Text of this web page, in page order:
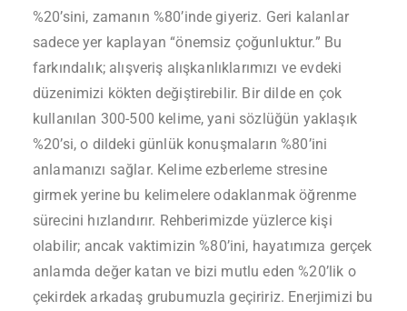
%20’sini, zamanın %80’inde giyeriz. Geri kalanlar
sadece yer kaplayan “önemsiz çoğunluktur.” Bu
farkındalık; alışveriş alışkanlıklarımızı ve evdeki
düzenimizi kökten değiştirebilir. Bir dilde en çok
kullanılan 300-500 kelime, yani sözlüğün yaklaşık
%20’si, o dildeki günlük konuşmaların %80’ini
anlamanızı sağlar. Kelime ezberleme stresine
girmek yerine bu kelimelere odaklanmak öğrenme
sürecini hızlandırır. Rehberimizde yüzlerce kişi
olabilir; ancak vaktimizin %80’ini, hayatımıza gerçek
anlamda değer katan ve bizi mutlu eden %20’lik o
çekirdek arkadaş grubumuzla geçiririz. Enerjimizi bu